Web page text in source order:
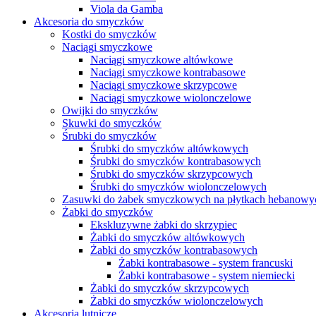
Viola da Gamba
Akcesoria do smyczków
Kostki do smyczków
Naciągi smyczkowe
Naciągi smyczkowe altówkowe
Naciągi smyczkowe kontrabasowe
Naciągi smyczkowe skrzypcowe
Naciągi smyczkowe wiolonczelowe
Owijki do smyczków
Skuwki do smyczków
Śrubki do smyczków
Śrubki do smyczków altówkowych
Śrubki do smyczków kontrabasowych
Śrubki do smyczków skrzypcowych
Śrubki do smyczków wiolonczelowych
Zasuwki do żabek smyczkowych na płytkach
Żabki do smyczków
Ekskluzywne żabki do skrzypiec
Żabki do smyczków altówkowych
Żabki do smyczków kontrabasowych
Żabki kontrabasowe - system francuski
Żabki kontrabasowe - system niemiecki
Żabki do smyczków skrzypcowych
Żabki do smyczków wiolonczelowych
Akcesoria lutnicze